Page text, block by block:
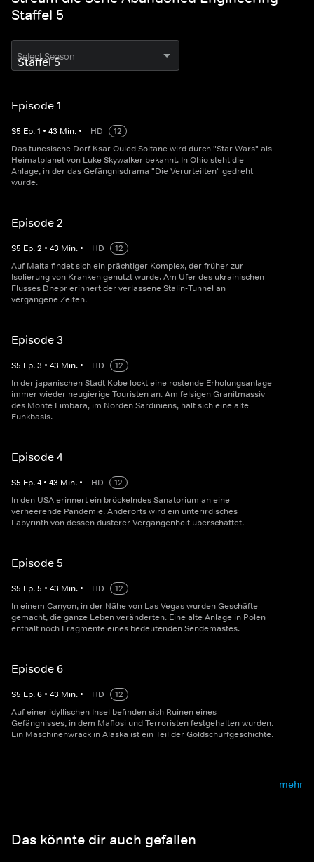
Staffel 5
Select Season
Episode 1
S5 Ep.1 • 43 Min. • HD
12
Das tunesische Dorf Ksar Ouled Soltane wird durch "Star Wars" als
Heimatplanet von Luke Skywalker bekannt. In Ohio steht die
Anlage, in der das Gefängnisdrama "Die Verurteilten" gedreht
wurde.
Episode 2
S5 Ep.2 • 43 Min. • HD
12
Auf Malta findet sich ein prächtiger Komplex, der früher zur
Isolierung von Kranken genutzt wurde. Am Ufer des ukrainischen
Flusses Dnepr erinnert der verlassene Stalin-Tunnel an
vergangene Zeiten.
Episode 3
S5 Ep.3 • 43 Min. • HD
12
In der japanischen Stadt Kobe lockt eine rostende Erholungsanlage
immer wieder neugierige Touristen an. Am felsigen Granitmassiv
des Monte Limbara, im Norden Sardiniens, hält sich eine alte
Funkbasis.
Episode 4
S5 Ep.4 • 43 Min. • HD
12
In den USA erinnert ein bröckelndes Sanatorium an eine
verheerende Pandemie. Anderorts wird ein unterirdisches
Labyrinth von dessen düsterer Vergangenheit überschattet.
Episode 5
S5 Ep.5 • 43 Min. • HD
12
In einem Canyon, in der Nähe von Las Vegas wurden Geschäfte
gemacht, die ganze Leben veränderten. Eine alte Anlage in Polen
enthält noch Fragmente eines bedeutenden Sendemastes.
Episode 6
S5 Ep.6 • 43 Min. • HD
12
Auf einer idyllischen Insel befinden sich Ruinen eines
Gefängnisses, in dem Mafiosi und Terroristen festgehalten wurden.
Ein Maschinenwrack in Alaska ist ein Teil der Goldschürfgeschichte.
mehr
Das könnte dir auch gefallen